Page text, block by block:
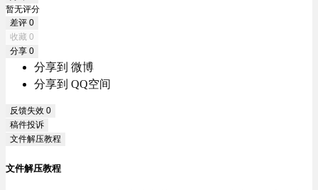
暂无评分
差评 0
收藏 0
分享 0
分享到 微博
分享到 QQ空间
反馈失效 0
稿件投诉
文件解压教程
文件解压教程